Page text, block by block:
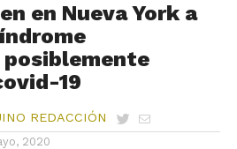
en Nueva York a
19
REDACCIÓN
2020